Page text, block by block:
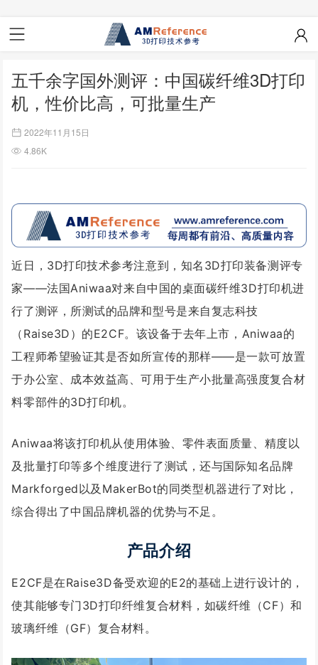
五千余字国外测评：中国碳纤维3D打印
机，性价比高，可批量生产
2022年11月15日
4.86K
近日，3D打印技术参考注意到，知名3D打印装备测评专
家——法国Aniwaa对来自中国的桌面碳纤维3D打印机进
行了测评，所测试的品牌和型号是来自复志科技
（Raise3D）的E2CF。该设备于去年上市，Aniwaa的
工程师希望验证其是否如所宣传的那样——是一款可放置
于办公室、成本效益高、可用于生产小批量高强度复合材
料零部件的3D打印机。
Aniwaa将该打印机从使用体验、零件表面质量、精度以
及批量打印等多个维度进行了测试，还与国际知名品牌
Markforged以及MakerBot的同类型机器进行了对比，
综合得出了中国品牌机器的优势与不足。
产品介绍
E2CF是在Raise3D备受欢迎的E2的基础上进行设计的，
使其能够专门3D打印纤维复合材料，如碳纤维（CF）和
玻璃纤维（GF）复合材料。